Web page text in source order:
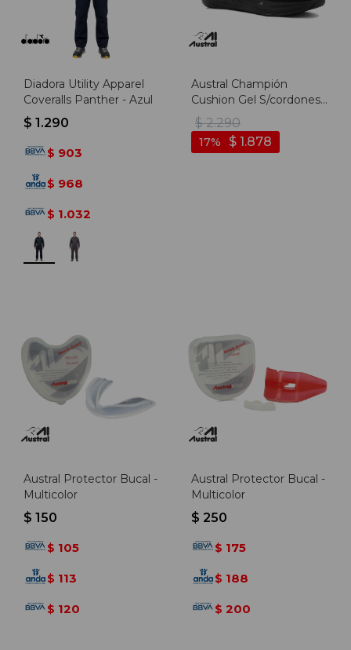
Diadora Utility Apparel
Coveralls Panther - Azul
$ 1.290
$ 903
$ 968
$ 1.032
Austral Champión
Cushion Gel S/cordones/
Hombre - Negro -
Negro
$ 2.290
$ 1.878
17
Austral Protector Bucal -
Multicolor
$ 150
$ 105
$ 113
$ 120
Austral Protector Bucal -
Multicolor
$ 250
$ 175
$ 188
$ 200